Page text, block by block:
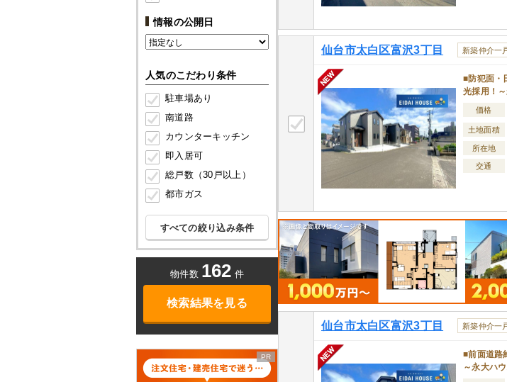
情報の公開日
人気のこだわり条件
駐車場あり
南道路
カウンターキッチン
即入居可
総戸数（30戸以上）
都市ガス
すべての絞り込み条件
物件数 162 件
検索結果を見る
仙台市太白区富沢3丁目 新築仲介一
■防犯面・
光採用！
価格
土地面積
所在地
交通
仙台市太白区富沢3丁目 新築仲介一
■前面道路
～永大ハ